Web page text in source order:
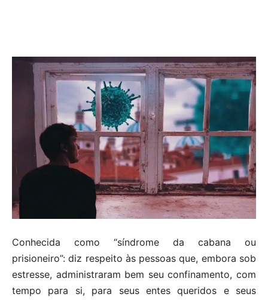
Conhecida como “síndrome da cabana ou
prisioneiro”: diz respeito às pessoas que, embora sob
estresse, administraram bem seu confinamento, com
tempo para si, para seus entes queridos e seus